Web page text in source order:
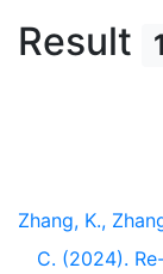
Result
Zhang, K.,
C. (2024).